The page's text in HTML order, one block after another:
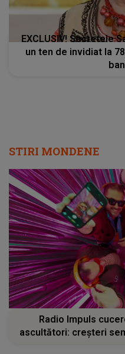
EXCLUSIV! Secretele
un ten de invidiat la
STIRI MONDENE
Radio Impuls
ascultători: creșteri